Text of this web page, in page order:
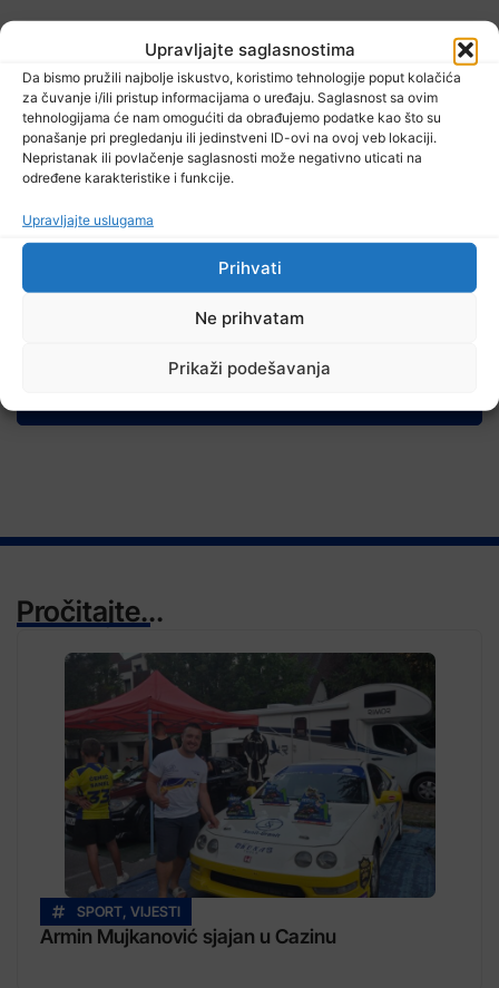
Upravljajte saglasnostima
Da bismo pružili najbolje iskustvo, koristimo tehnologije poput kolačića
za čuvanje i/ili pristup informacijama o uređaju. Saglasnost sa ovim
tehnologijama će nam omogućiti da obrađujemo podatke kao što su
ponašanje pri pregledanju ili jedinstveni ID-ovi na ovoj veb lokaciji.
Nepristanak ili povlačenje saglasnosti može negativno uticati na
određene karakteristike i funkcije.
Upravljajte uslugama
Prihvati
Ne prihvatam
Prikaži podešavanja
Radovi teku po planu: Završen Laboratorijski kompleks Mašinskog
fakulteta UNTZ
TV RASPORED
Pročitajte...
SPORT, VIJESTI
Armin Mujkanović sjajan u Cazinu